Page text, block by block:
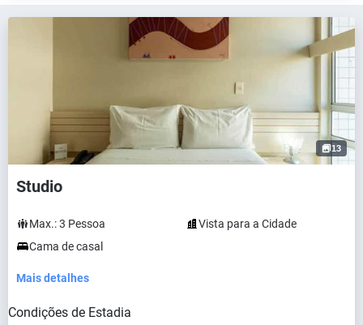
13
Studio
Max.:3 Pessoa
Vista para a Cidade
Cama de casal
Mais detalhes
Condições de Estadia